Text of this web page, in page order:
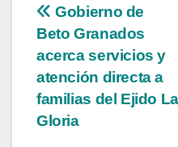
Navegación
de
entradas
Gobierno de
Beto Granados
acerca servicios y
atención directa a
familias del Ejido La
Gloria